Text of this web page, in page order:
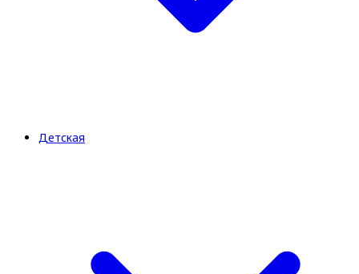
Детская